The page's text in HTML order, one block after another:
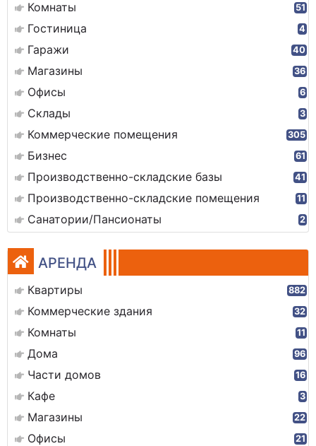
Комнаты 51
Гостиница 4
Гаражи 40
Магазины 36
Офисы 6
Склады 3
Коммерческие помещения 305
Бизнес 61
Производственно-складские базы 41
Производственно-складские помещения 11
Санатории/Пансионаты 2
АРЕНДА
Квартиры 882
Коммерческие здания 32
Комнаты 11
Дома 96
Части домов 16
Кафе 3
Магазины 22
Офисы 21